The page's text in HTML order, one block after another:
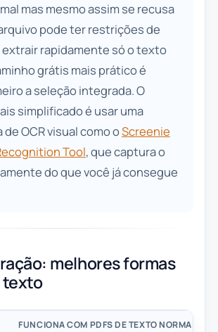
mas mesmo assim se recusa
pode ter restrições de
extrair rapidamente só o texto
grátis mais prático é
a seleção integrada. O
simplificado é usar uma
OCR visual como oScreenie
Tool, que captura o
do que você já consegue
melhores formas
texto
FUNCIONA COM PDFS DE TEXTO NORMAL?